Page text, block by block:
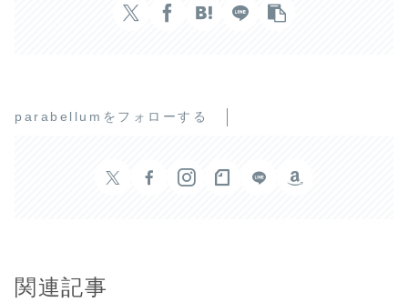
parabellumをフォローする
関連記事